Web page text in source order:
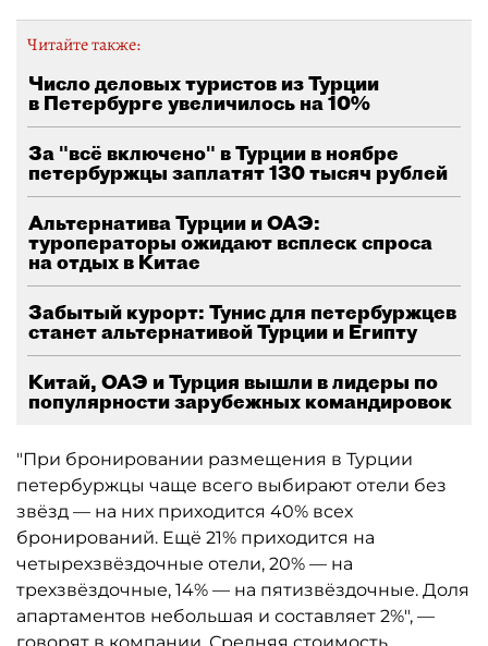
Читайте также:
Число деловых туристов из Турции
в Петербурге увеличилось на 10%
За "всё включено" в Турции в ноябре
петербуржцы заплатят 130 тысяч рублей
Альтернатива Турции и ОАЭ:
туроператоры ожидают всплеск спроса
на отдых в Китае
Забытый курорт: Тунис для петербуржцев
станет альтернативой Турции и Египту
Китай, ОАЭ и Турция вышли в лидеры по
популярности зарубежных командировок
"При бронировании размещения в Турции
петербуржцы чаще всего выбирают отели без
звёзд — на них приходится 40% всех
бронирований. Ещё 21% приходится на
четырехзвёздочные отели, 20% — на
трехзвёздочные, 14% — на пятизвёздочные. Доля
апартаментов небольшая и составляет 2%", —